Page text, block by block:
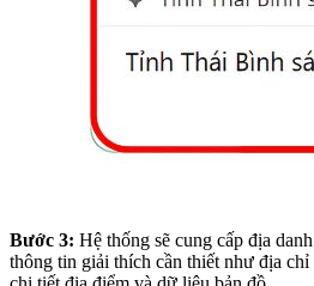
Bước 3: Hệ thống sẽ cung cấp địa
thông tin giải thích cần thiết như địa